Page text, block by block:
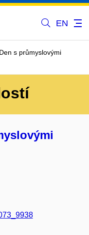
EN
s průmyslovými